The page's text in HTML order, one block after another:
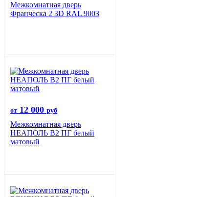
Межкомнатная дверь
Франческа 2 3D RAL 9003
от 12 000 руб
Межкомнатная дверь
НЕАПОЛЬ В2 ПГ белый
матовый